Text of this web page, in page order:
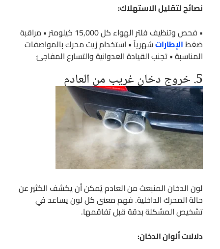
نصائح لتقليل الاستهلاك:
• فحص وتنظيف فلتر الهواء كل 15,000 كيلومتر • مراقبة
ضغطالإطاراتشهرياً • استخدام زيت محرك بالمواصفات
المناسبة • تجنب القيادة العدوانية والتسارع المفاجئ
5. خروج دخان غريب من العادم
لون الدخان المنبعث من العادم يُمكن أن يكشف الكثير عن
حالة المحرك الداخلية. فهم معنى كل لون يساعد في
تشخيص المشكلة بدقة قبل تفاقمها.
دلالات ألوان الدخان: